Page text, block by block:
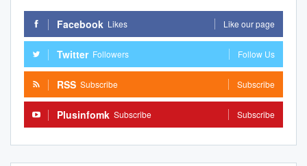
Facebook Likes Like our page
Twitter Followers Follow Us
RSS Subscribe Subscribe
Plusinfomk Subscribe Subscribe